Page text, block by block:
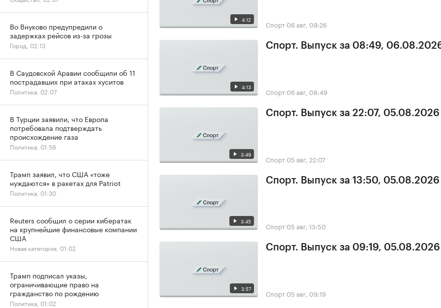
4:12 Спорт 06 авг, 09:26
4:13
Спорт. Выпуск за 08:49,
Спорт 06 авг, 08:49
3:49
Спорт. Выпуск за 22:07, 05.08.2026
Спорт 05 авг, 22:07
3:45
Спорт. Выпуск за 13:50, 05.08.2026
Спорт 05 авг, 13:50
3:57
Спорт. Выпуск за 09:19, 05.08.2026
Спорт 05 авг, 09:19
Во Внуково предупредили о
задержках рейсов из-за грозы
Город, 02:13
В Саудовской Аравии сообщили об 11
пострадавших при атаках хуситов
Политика, 02:07
В Турции заявили, что Европа
потребовала подтверждать
происхождение газа
Политика, 01:59
Трамп заявил, что США «тоже
нуждаются» в ракетах для Patriot
Политика, 01:30
Reuters сообщил о серии кибератак
на крупнейшие финансовые компании
США
Новая категория, 01:02
Трамп подписал указы,
ограничивающие право на
гражданство по рождению
Политика, 01:02